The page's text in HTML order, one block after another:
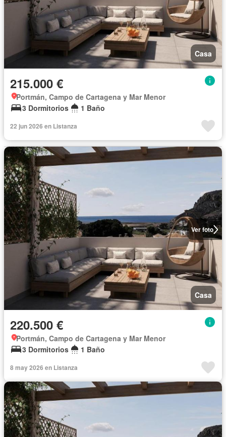
Casa
215.000 €
Portmán, Campo de Cartagena y Mar Menor
3 Dormitorios
1 Baño
22 jun 2026 en Listanza
Ver foto
Casa
220.500 €
Portmán, Campo de Cartagena y Mar Menor
3 Dormitorios
1 Baño
8 may 2026 en Listanza